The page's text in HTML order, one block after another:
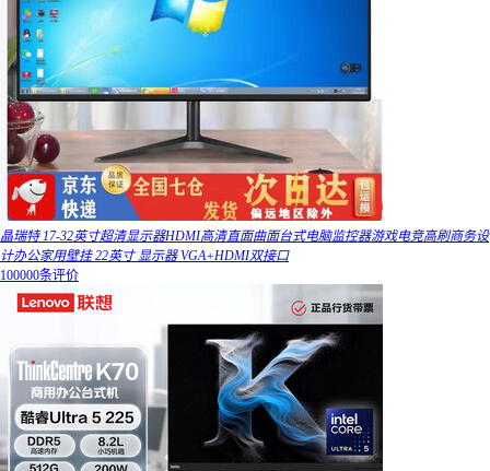
晶瑞特 17-32英寸超清显示器HDMI高清直面曲面台式电脑监控器游戏电竞高刷商务设
计办公家用壁挂 22英寸 显示器 VGA+HDMI双接口
100000条评价